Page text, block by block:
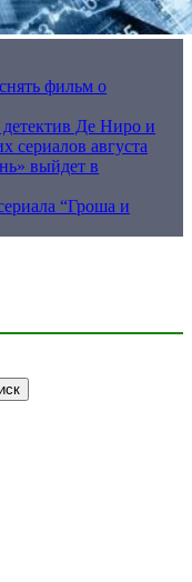
фильм о
Де Ниро и
сериалов августа
выйдет в
“Гроша и